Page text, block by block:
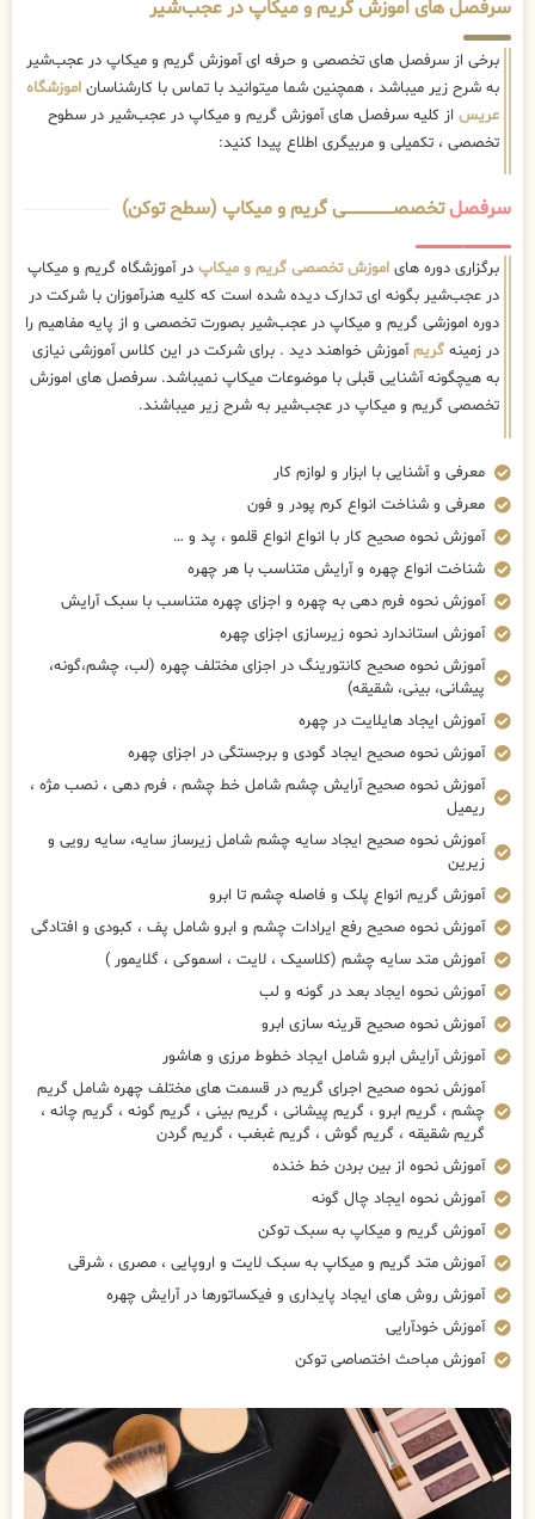
سرفصل های اموزش گریم و میکاپ در عجب‌شیر
برخی از سرفصل های تخصصی و حرفه ای آموزش گریم و میکاپ در عجب‌شیر
به شرح زیر میباشد ، همچنین شما میتوانید با تماس با کارشناسان اموزشگاه
عریس از کلیه سرفصل های آموزش گریم و میکاپ در عجب‌شیر در سطوح
تخصصی ، تکمیلی و مربیگری اطلاع پیدا کنید:
سرفصلتخصصــــــــــــــــــــی گریم و میکاپ (سطح توکن)
برگزاری دوره های اموزش تخصصی گریم و میکاپ در آموزشگاه گریم و میکاپ
در عجب‌شیر بگونه ای تدارک دیده شده است که کلیه هنرآموزان با شرکت در
دوره اموزشی گریم و میکاپ در عجب‌شیر بصورت تخصصی و از پایه مفاهیم را
در زمینه گریمآموزش خواهند دید . برای شرکت در این کلاس آموزشی نیازی
به هیچگونه آشنایی قبلی با موضوعات میکاپ نمیباشد. سرفصل های اموزش
تخصصی گریم و میکاپ در عجب‌شیر به شرح زیر میباشند.
معرفی و آشنایی با ابزار و لوازم کار
معرفی و شناخت انواع کرم پودر و فون
آموزش نحوه صحیح کار با انواع انواع قلمو ، پد و …
شناخت انواع چهره و آرایش متناسب با هر چهره
آموزش نحوه فرم دهی به چهره و اجزای چهره متناسب با سبک آرایش
آموزش استاندارد نحوه زیرسازی اجزای چهره
آموزش نحوه صحیح کانتورینگ در اجزای مختلف چهره (لب، چشم،گونه،
پیشانی، بینی، شقیقه)
آموزش ایجاد هایلایت در چهره
آموزش نحوه صحیح ایجاد گودی و برجستگی در اجزای چهره
آموزش نحوه صحیح آرایش چشم شامل خط چشم ، فرم دهی ، نصب مژه ،
ریمیل
آموزش نحوه صحیح ایجاد سایه چشم شامل زیرساز سایه، سایه رویی و
زیرین
آموزش گریم انواع پلک و فاصله چشم تا ابرو
آموزش نحوه صحیح رفع ایرادات چشم و ابرو شامل پف ، کبودی و افتادگی
آموزش متد سایه چشم (کلاسیک ، لایت ، اسموکی ، گلایمور )
آموزش نحوه ایجاد بعد در گونه و لب
آموزش نحوه صحیح قرینه سازی ابرو
آموزش آرایش ابرو شامل ایجاد خطوط مرزی و هاشور
آموزش نحوه صحیح اجرای گریم در قسمت های مختلف چهره شامل گریم
چشم ، گریم ابرو ، گریم پیشانی ، گریم بینی ، گریم گونه ، گریم چانه ،
گریم شقیقه ، گریم گوش ، گریم غبغب ، گریم گردن
آموزش نحوه از بین بردن خط خنده
آموزش نحوه ایجاد چال گونه
آموزش گریم و میکاپ به سبک توکن
آموزش متد گریم و میکاپ به سبک لایت و اروپایی ، مصری ، شرقی
آموزش روش های ایجاد پایداری و فیکساتورها در آرایش چهره
آموزش خودآرایی
آموزش مباحث اختصاصی توکن